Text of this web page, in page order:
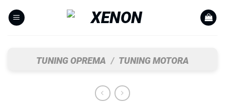
TUNING OPREMA / TUNING MOTORA